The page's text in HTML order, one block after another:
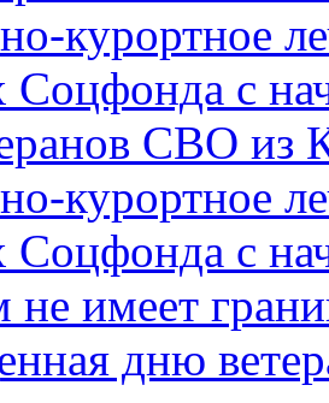
курортное
Соцфонда с
СВО из
курортное
Соцфонда с
не имеет
дню